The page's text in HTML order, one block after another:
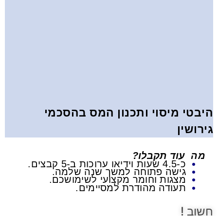
היבטי מיסוי ותכנון המס בהסכמי
גירושין
מה עוד תקבלו?
כ-4.5 שעות וידיאו ערוכות ב-5 קבצים.
גישה פתוחה למשך שנה שלמה.
מצגות וחומר מקצועי לשימושכם.
תעודה מהודרת למסיימים.
חשוב !